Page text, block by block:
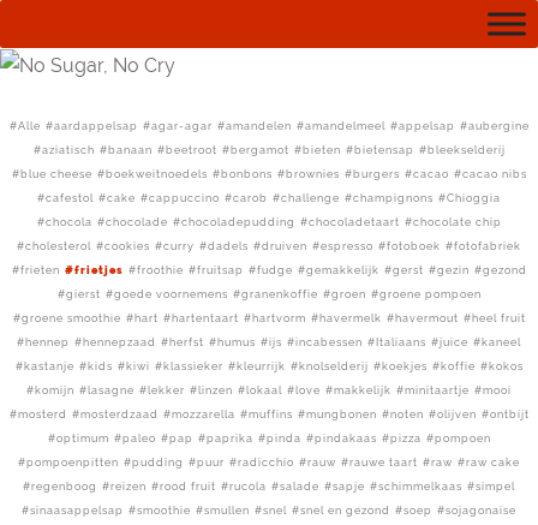
Alle aardappelsap agar-agar amandelen amandelmeel appelsap
aubergine
aziatisch
banaan beetroot bergamot bieten bietensap
bleekselderij
blue cheese
boekweitnoedels bonbons brownies burgers cacao
cacao nibs
cafestol
cake cappuccino carob challenge champignons
Chioggia
chocola
chocolade chocoladepudding chocoladetaart
chocolate chip
cholesterol
cookies curry dadels druiven espresso fotoboek
fotofabriek
frieten
frietjes froothie fruitsap fudge gemakkelijk gerst gezin
gezond
gierst
goede voornemens granenkoffie groen
groene pompoen
groene smoothie
hart hartentaart hartvorm havermelk havermout
heel fruit
hennep
hennepzaad herfst humus ijs incabessen Italiaans juice
kaneel
kastanje
kids kiwi klassieker kleurrijk knolselderij koekjes koffie
kokos
komijn
lasagne lekker linzen lokaal love makkelijk minitaartje
mooi
mosterd
mosterdzaad mozzarella muffins mungbonen noten olijven
ontbijt
optimum
paleo pap paprika pinda pindakaas pizza
pompoen
pompoenpitten
pudding puur radicchio rauw rauwe taart raw
raw cake
regenboog
reizen rood fruit rucola salade sapje schimmelkaas
simpel
sinaasappelsap
smoothie smullen snel snel en gezond soep
sojagonaise